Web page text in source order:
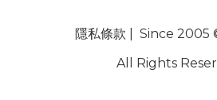
隱私條款 | Since 2005
All Rights